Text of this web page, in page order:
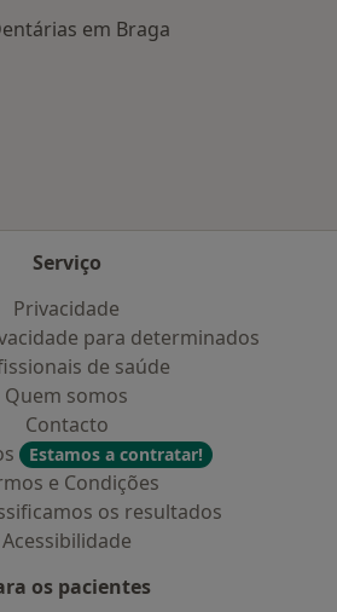
em Braga
Serviço
Privacidade
para determinados
de saúde
Quem somos
Contacto
Estamos a contratar!
e Condições
os resultados
Acessibilidade
os pacientes